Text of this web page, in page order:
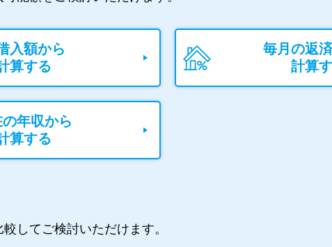
入額から
算する
毎月の返
計算
年収から
算する
してご検討いただけます。